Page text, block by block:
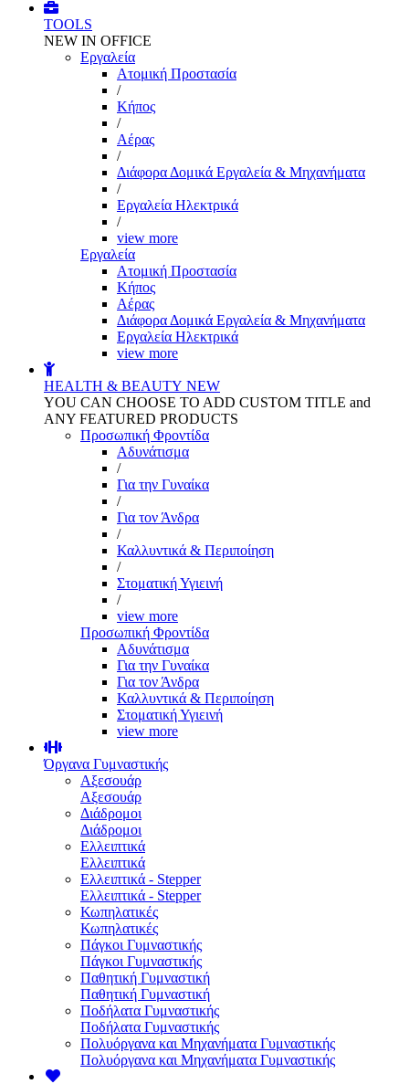
TOOLS
NEW IN OFFICE
Εργαλεία
Aτομική Προστασία
/
Kήπος
/
Αέρας
/
Διάφορα Δομικά Εργαλεία & Μηχανήματα
/
Εργαλεία Ηλεκτρικά
/
view more
Εργαλεία
Aτομική Προστασία
Kήπος
Αέρας
Διάφορα Δομικά Εργαλεία & Μηχανήματα
Εργαλεία Ηλεκτρικά
view more
HEALTH & BEAUTY NEW
YOU CAN CHOOSE TO ADD CUSTOM TITLE and
ANY FEATURED PRODUCTS
Προσωπική Φροντίδα
Αδυνάτισμα
/
Για την Γυναίκα
/
Για τον Άνδρα
/
Καλλυντικά & Περιποίηση
/
Στοματική Υγιεινή
/
view more
Προσωπική Φροντίδα
Αδυνάτισμα
Για την Γυναίκα
Για τον Άνδρα
Καλλυντικά & Περιποίηση
Στοματική Υγιεινή
view more
Όργανα Γυμναστικής
Αξεσουάρ
Αξεσουάρ
Διάδρομοι
Διάδρομοι
Ελλειπτικά
Ελλειπτικά
Ελλειπτικά - Stepper
Ελλειπτικά - Stepper
Κωπηλατικές
Κωπηλατικές
Πάγκοι Γυμναστικής
Πάγκοι Γυμναστικής
Παθητική Γυμναστική
Παθητική Γυμναστική
Ποδήλατα Γυμναστικής
Ποδήλατα Γυμναστικής
Πολυόργανα και Μηχανήματα Γυμναστικής
Πολυόργανα και Μηχανήματα Γυμναστικής